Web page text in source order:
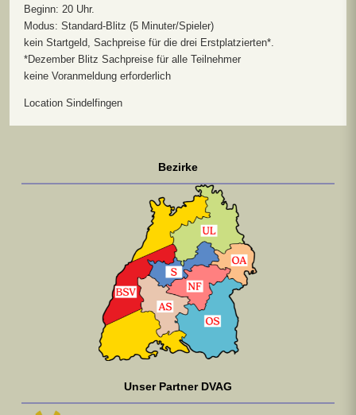
Beginn: 20 Uhr.
Modus: Standard-Blitz (5 Minuter/Spieler)
kein Startgeld, Sachpreise für die drei Erstplatzierten*.
*Dezember Blitz Sachpreise für alle Teilnehmer
keine Voranmeldung erforderlich
Location Sindelfingen
Bezirke
Unser Partner DVAG